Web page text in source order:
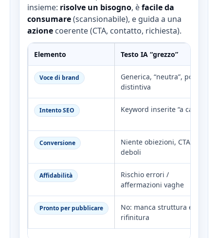
insieme: risolve un bisogno, èfacile da
consumare(scansionabile), e guida a una
azione coerente (CTA, contatto, richiesta).
Elemento Testo IA “grezzo”
Voce di brand
Generica, “neutra”, poco
distintiva
Intento SEO Keyword inserite “a caso”
Conversione
Niente obiezioni, CTA
deboli
Affidabilità
Rischio errori /
affermazioni vaghe
Pronto per pubblicare
No: manca struttura e
rifinitura